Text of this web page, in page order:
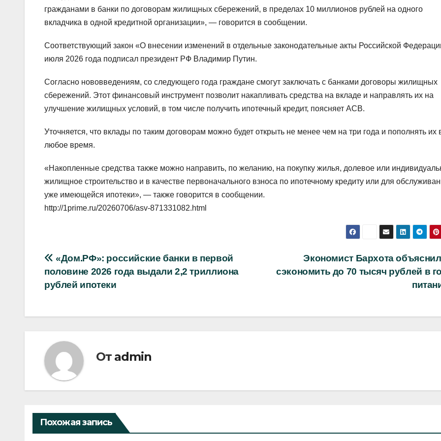
гражданами в банки по договорам жилищных сбережений, в пределах 10 миллионов рублей на одного
вкладчика в одной кредитной организации», — говорится в сообщении.
Соответствующий закон «О внесении изменений в отдельные законодательные акты Российской
июля 2026 года подписал президент РФ Владимир Путин.
Согласно нововведениям, со следующего года граждане смогут заключать с банками договоры жилищных
сбережений. Этот финансовый инструмент позволит накапливать средства на вкладе и направлять их на
улучшение жилищных условий, в том числе получить ипотечный кредит, поясняет АСВ.
Уточняется, что вклады по таким договорам можно будет открыть не менее чем на три года и пополнять их
любое время.
«Накопленные средства также можно направить, по желанию, на покупку жилья, долевое или
жилищное строительство и в качестве первоначального взноса по ипотечному кредиту или для
уже имеющейся ипотеки», — также говорится в сообщении.
http://1prime.ru/20260706/asv-871331082.html
Навигация
по
Экономист Бархота
сэкономить до 70 тысяч рублей в
«Дом.РФ»: российские банки в первой
половине 2026 года выдали 2,2 триллиона
рублей ипотеки
От admin
Похожая запись